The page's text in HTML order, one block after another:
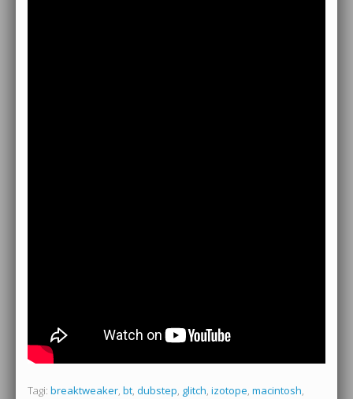
Tagi: breaktweaker, bt, dubstep, glitch, izotope, macintosh,